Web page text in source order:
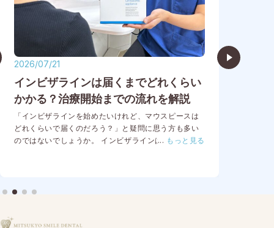
2026/07/21
インビザラインは届くまでどれくらい
かかる？治療開始までの流れを解説
「インビザラインを始めたいけれど、マウスピースは
どれくらいで届くのだろう？」と疑問に思う方も多い
のではないでしょうか。 インビザラインは、型取りを
実際に装着を開始するまでに一定の期間が必要です。
は、インビザラインのマウスピースが届くまでの期間
... もっと見る